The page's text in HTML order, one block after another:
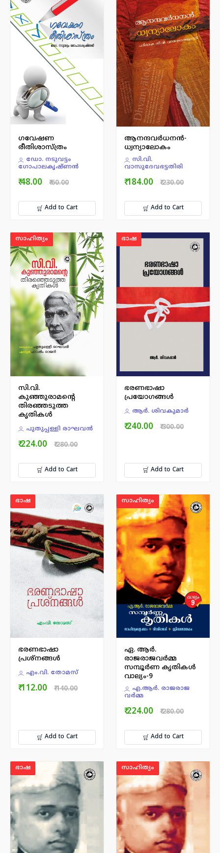
ഗവേഷണ
രീതിശാസ്ത്രം
ഡോ. നടുവട്ടം
ഗോപാലകൃഷ്ണന്‍
₹ 48.00 ₹ 60.00
Add to Cart
ആനന്ദവര്‍ധനന്‍-
ധ്വന്യാലോകം
സി.വി.
വാസുദേവഭട്ടതിരി
₹ 184.00 ₹ 230.00
Add to Cart
സാഹിത്യം
സി.വി.
കുഞ്ഞുരാമന്റെ
തിരഞ്ഞടുത്ത
കൃതികൾ
പുതുപ്പള്ളി രാഘവന്‍
₹ 224.00 ₹ 280.00
Add to Cart
ഭാഷ
ഭരണഭാഷാ
പ്രയോഗങ്ങൾ
ആര്‍. ശിവകുമാര്‍
₹ 240.00 ₹ 300.00
Add to Cart
ഭാഷ
ഭരണഭാഷാ
പ്രശ്നങ്ങൾ
എം.വി. തോമസ്
₹ 112.00 ₹ 140.00
Add to Cart
സാഹിത്യം
ഏ. ആർ.
രാജരാജവര്‍മ്മ
സമ്പൂര്‍ണ കൃതികൾ
വാല്യം-9
എ.ആർ. രാജരാജ
വർമ്മ
₹ 224.00 ₹ 280.00
Add to Cart
ഭാഷ സാഹിത്യം